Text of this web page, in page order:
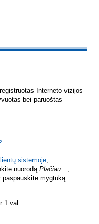
Interneto vizijos
bei paruoštas
sistemoje;
nuorodąPlačiau... ;
paspauskite mygtuką
1 val.